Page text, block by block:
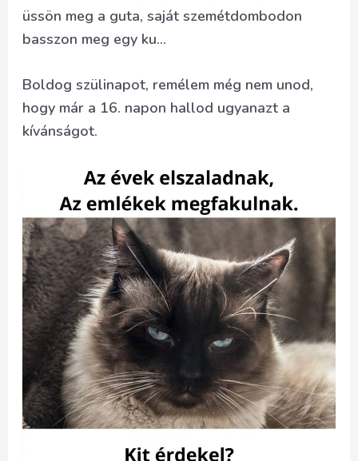
üssön meg a guta, saját szemétdombodon
basszon meg egy ku…
Boldog szülinapot, remélem még nem unod,
hogy már a 16. napon hallod ugyanazt a
kívánságot.